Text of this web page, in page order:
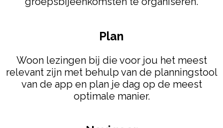
Plan
Woon lezingen bij die voor jou het meest
relevant zijn met behulp van de planningstool
van de app en plan je dag op de meest
optimale manier.